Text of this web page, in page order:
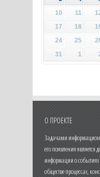
10
11
17
18
24
25
31
1
О ПРОЕКТЕ
Задачами
его появления является
информации о
обществе процессах,